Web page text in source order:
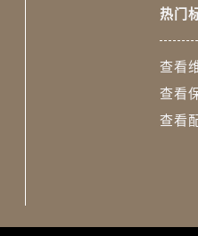
）
约）
热门
查看
查看
查看